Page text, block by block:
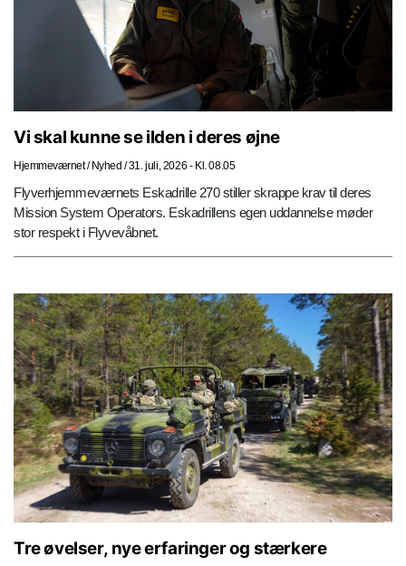
Vi skal kunne se ilden i deres øjne
Hjemmeværnet / Nyhed /31. juli, 2026 - Kl. 08.05
Flyverhjemmeværnets Eskadrille 270 stiller skrappe krav til deres
Mission System Operators. Eskadrillens egen uddannelse møder
stor respekt i Flyvevåbnet.
Tre øvelser, nye erfaringer og stærkere